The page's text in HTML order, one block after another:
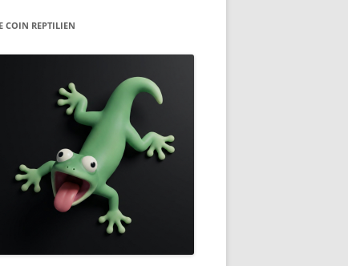
COIN REPTILIEN